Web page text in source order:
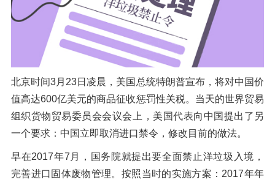
脉冲除尘器 轮胎抽丝机
北京时间3月23日凌晨，美国总统特朗普宣布，将对中国价
值高达600亿美元的商品征收惩罚性关税。当天的世界贸易
组织货物贸易委员会会议会上，美国代表向中国提出了另
一个要求：中国立即取消进口禁令，修改目前的做法。
早在2017年7月，国务院就提出要全面禁止洋垃圾入境，
完善进口固体废物管理。按照当时的实施方案：2017年年